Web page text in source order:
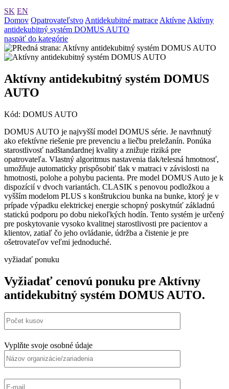
SK EN
Domov Opatrovateľstvo Antidekubitné matrace Aktívne Aktívny
antidekubitný systém DOMUS AUTO
naspäť do kategórie
Aktívny antidekubitný systém DOMUS
AUTO
Kód: DOMUS AUTO
DOMUS AUTO je najvyšší model DOMUS série. Je navrhnutý
ako efektívne riešenie pre prevenciu a liečbu preležanín. Ponúka
starostlivosť nadštandardnej kvality a znižuje riziká pre
opatrovateľa. Vlastný algoritmus nastavenia tlak/telesná hmotnosť,
umožňuje automaticky prispôsobiť tlak v matraci v závislosti na
hmotnosti, polohe a pohybu pacienta. Pre model DOMUS Auto je k
dispozícií v dvoch variantách. CLASIK s penovou podložkou a
vyšším modelom PLUS s konštrukciou bunka na bunke, ktorý je v
prípade výpadku elektrickej energie schopný poskytnúť základnú
statickú podporu po dobu niekoľkých hodín. Tento systém je určený
pre poskytovanie vysoko kvalitnej starostlivosti pre pacientov a
klientov, zatiaľ čo jeho ovládanie, údržba a čistenie je pre
ošetrovateľov veľmi jednoduché.
vyžiadať ponuku
Vyžiadať cenovú ponuku pre Aktívny
antidekubitný systém DOMUS AUTO.
Vyplňte svoje osobné údaje